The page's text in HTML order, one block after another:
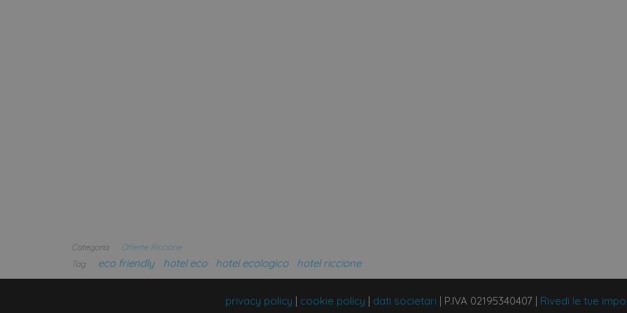
Categoria
Offerte Riccione
Tag
eco friendly hotel eco hotel ecologico hotel riccione
privacy policy | cookie policy | dati societari | P.IVA 02195340407 | Rivedi le tue